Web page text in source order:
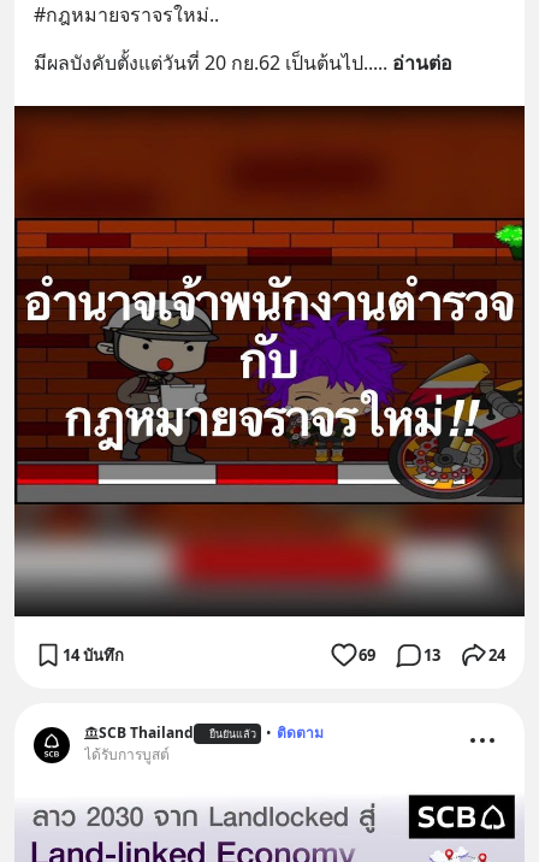
#กฎหมายจราจรใหม่..
มีผลบังคับตั้งแต่วันที่ 20 กย.62 เป็นต้นไป..... อ่านต่อ
14 บันทึก 69 13 24
SCB Thailand ยืนยันแล้ว • ติดตาม
ได้รับการบูสต์